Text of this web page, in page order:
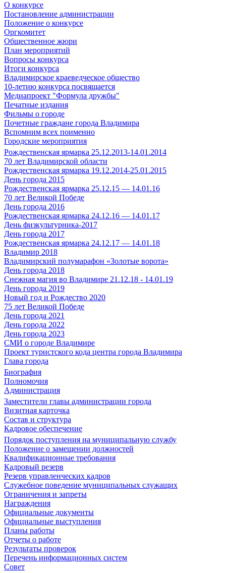
О конкурсе
Постановление администрации
Положение о конкурсе
Оргкомитет
Общественное жюри
План мероприятий
Вопросы конкурса
Итоги конкурса
Владимирское краеведческое общество
10-летию конкурса посвящается
Медиапроект "Формула дружбы"
Печатные издания
Фильмы о городе
Почетные граждане города Владимира
Вспомним всех поименно
Городские мероприятия
Рождественская ярмарка 25.12.2013-14.01.2014
70 лет Владимирской области
Рождественская ярмарка 19.12.2014-25.01.2015
День города 2015
Рождественская ярмарка 25.12.15 — 14.01.16
70 лет Великой Победе
День города 2016
Рождественская ярмарка 24.12.16 — 14.01.17
День физкультурника-2017
День города 2017
Рождественская ярмарка 24.12.17 — 14.01.18
Владимир 2018
Владимирский полумарафон «Золотые ворота»
День города 2018
Снежная магия во Владимире 21.12.18 - 14.01.19
День города 2019
Новый год и Рождество 2020
75 лет Великой Победе
День города 2021
День города 2022
День города 2023
СМИ о городе Владимире
Проект туристского кода центра города Владимира
Глава города
Биография
Полномочия
Администрация
Заместители главы администрации города
Визитная карточка
Состав и структура
Кадровое обеспечение
Порядок поступления на муниципальную службу
Положение о замещении должностей
Квалификационные требования
Кадровый резерв
Резерв управленческих кадров
Служебное поведение муниципальных служащих
Ограничения и запреты
Награждения
Официальные документы
Официальные выступления
Планы работы
Отчеты о работе
Результаты проверок
Перечень информационных систем
Совет